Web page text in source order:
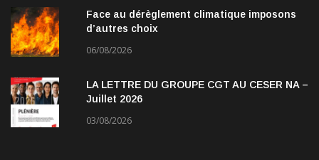
Face au dérèglement climatique imposons
d’autres choix
06/08/2026
LA LETTRE DU GROUPE CGT AU CESER NA –
Juillet 2026
03/08/2026